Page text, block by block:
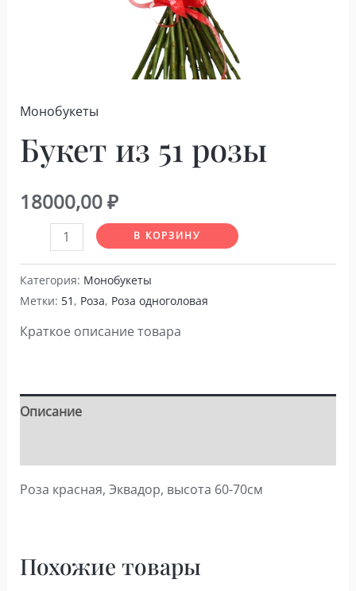
Монобукеты
Букет из 51 розы
18000,00₽
Количество
товара
Букет
из
51
В КОРЗИНУ
Категория: Монобукеты
Метки: 51 , Роза, Роза одноголовая
Краткое описание товара
Описание
Роза красная, Эквадор, высота 60-70см
Похожие товары